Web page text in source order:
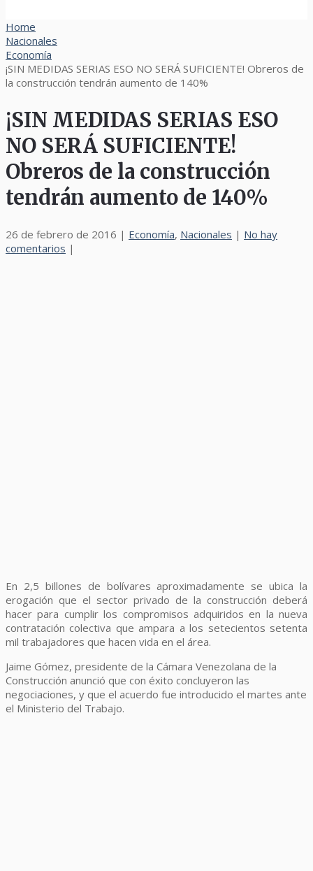
Home
Nacionales
Economía
¡SIN MEDIDAS SERIAS ESO NO SERÁ SUFICIENTE! Obreros de
la construcción tendrán aumento de 140%
¡SIN MEDIDAS SERIAS ESO
NO SERÁ SUFICIENTE!
Obreros de la construcción
tendrán aumento de 140%
26 de febrero de 2016 | Economía, Nacionales | No hay
comentarios |
En 2,5 billones de bolívares aproximadamente se ubica la
erogación que el sector privado de la construcción deberá
hacer para cumplir los compromisos adquiridos en la nueva
contratación colectiva que ampara a los setecientos setenta
mil trabajadores que hacen vida en el área.
Jaime Gómez, presidente de la Cámara Venezolana de la
Construcción anunció que con éxito concluyeron las
negociaciones, y que el acuerdo fue introducido el martes ante
el Ministerio del Trabajo.